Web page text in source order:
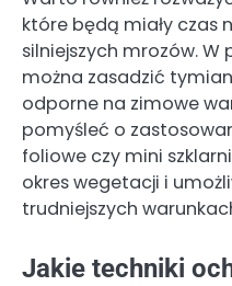
które będą miały czas
silniejszych mrozów. W
można zasadzić
odporne na zimowe
pomyśleć o
foliowe czy mini
okres wegetacji i
trudniejszych
Jakie techniki